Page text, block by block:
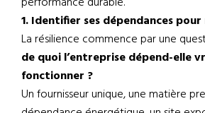
1. Identifier ses dépendances
La résilience commence par une
de quoi l’entreprise dépend-elle
fonctionner ?
Un fournisseur unique, une matière